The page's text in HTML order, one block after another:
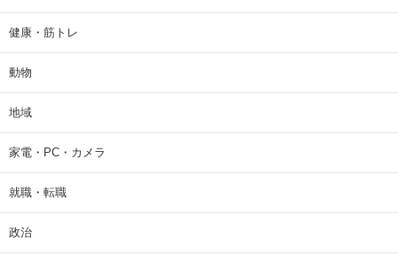
健康・筋トレ
動物
地域
家電・PC・カメラ
就職・転職
政治